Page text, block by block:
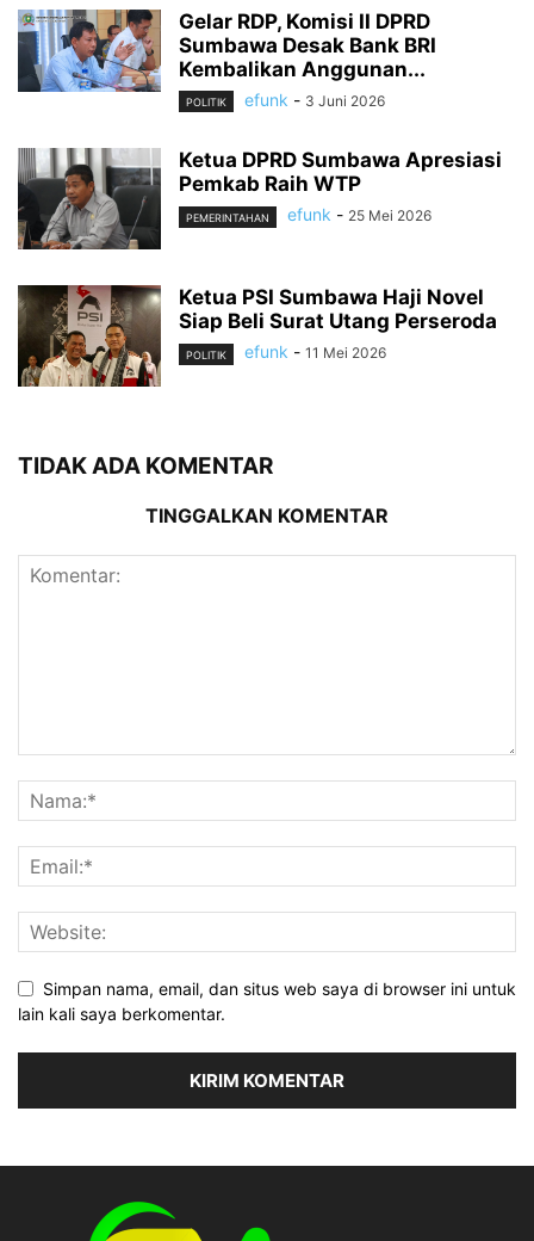
Gelar RDP, Komisi II DPRD
Sumbawa Desak Bank BRI
Kembalikan Anggunan...
POLITIK efunk - 3 Juni 2026
Ketua DPRD Sumbawa Apresiasi
Pemkab Raih WTP
PEMERINTAHAN efunk - 25 Mei 2026
Ketua PSI Sumbawa Haji Novel
Siap Beli Surat Utang Perseroda
POLITIK efunk - 11 Mei 2026
TIDAK ADA KOMENTAR
TINGGALKAN KOMENTAR
Simpan nama, email, dan situs web saya di browser ini untuk
lain kali saya berkomentar.